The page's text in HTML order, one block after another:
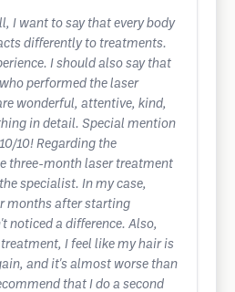
I want to say that every body
differently to treatments.
I should also say that
performed the laser
wonderful, attentive, kind,
in detail. Special mention
10! Regarding the
three-month laser treatment
specialist. In my case,
months after starting
noticed a difference. Also,
I feel like my hair is
and it's almost worse than
that I do a second